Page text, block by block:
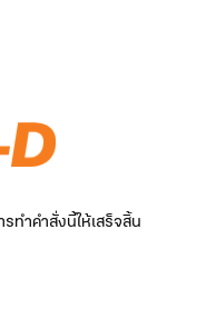
ทำคำสั่งนี้ให้เสร็จสิ้น